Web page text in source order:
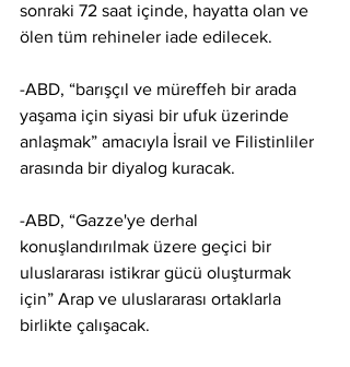
sonraki 72 saat içinde, hayatta olan ve
ölen tüm rehineler iade edilecek.
-ABD, “barışçıl ve müreffeh bir arada
yaşama için siyasi bir ufuk üzerinde
anlaşmak” amacıyla İsrail ve Filistinliler
arasında bir diyalog kuracak.
-ABD, “Gazze'ye derhal
konuşlandırılmak üzere geçici bir
uluslararası istikrar gücü oluşturmak
için” Arap ve uluslararası ortaklarla
birlikte çalışacak.